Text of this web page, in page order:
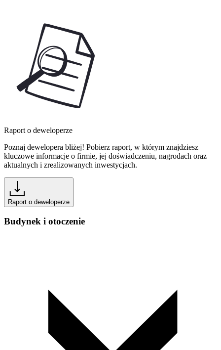
Raport o deweloperze
Poznaj dewelopera bliżej! Pobierz raport, w którym znajdziesz
kluczowe informacje o firmie, jej doświadczeniu, nagrodach oraz
aktualnych i zrealizowanych inwestycjach.
Raport o deweloperze
Budynek i otoczenie